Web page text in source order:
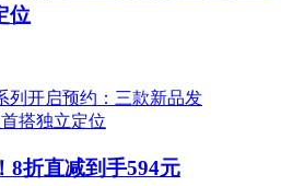
位
8折直减到手594元